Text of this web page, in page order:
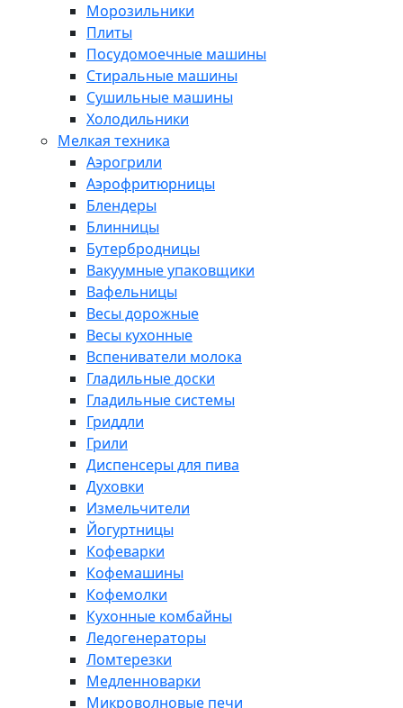
Морозильники
Плиты
Посудомоечные машины
Стиральные машины
Сушильные машины
Холодильники
Мелкая техника
Аэрогрили
Аэрофритюрницы
Блендеры
Блинницы
Бутербродницы
Вакуумные упаковщики
Вафельницы
Весы дорожные
Весы кухонные
Вспениватели молока
Гладильные доски
Гладильные системы
Гриддли
Грили
Диспенсеры для пива
Духовки
Измельчители
Йогуртницы
Кофеварки
Кофемашины
Кофемолки
Кухонные комбайны
Ледогенераторы
Ломтерезки
Медленноварки
Микроволновые печи